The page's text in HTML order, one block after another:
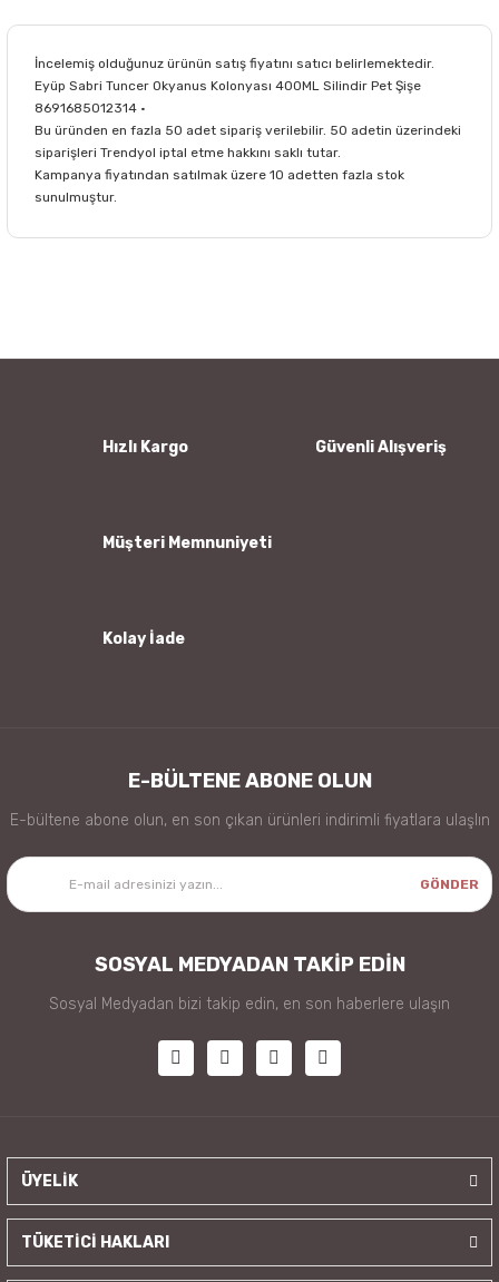
İncelemiş olduğunuz ürünün satış fiyatını satıcı belirlemektedir.
Eyüp Sabri Tuncer Okyanus Kolonyası 400ML Silindir Pet Şişe
8691685012314 •
Bu üründen en fazla 50 adet sipariş verilebilir. 50 adetin üzerindeki
siparişleri Trendyol iptal etme hakkını saklı tutar.
Kampanya fiyatından satılmak üzere 10 adetten fazla stok
sunulmuştur.
Ürün bilgilerinde hatalar bulunuyor.
Hızlı Kargo Güvenli Alışveriş
Müşteri Memnuniyeti
Kolay İade
E-BÜLTENE ABONE OLUN
E-bültene abone olun, en son çıkan ürünleri indirimli fiyatlara ulaşlın
GÖNDER
SOSYAL MEDYADAN TAKİP EDİN
Sosyal Medyadan bizi takip edin, en son haberlere ulaşın
ÜYELİK
TÜKETİCİ HAKLARI